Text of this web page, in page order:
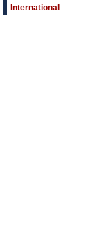
International